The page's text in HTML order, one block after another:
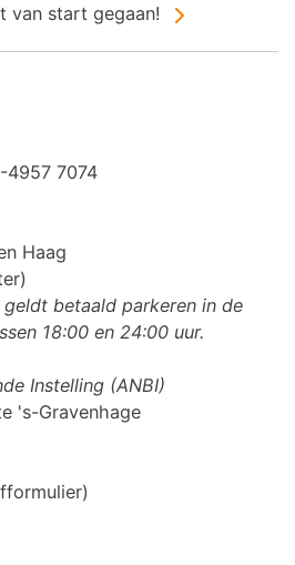
van start gegaan!
4957 7074
Haag
betaald parkeren in de
18:00 en 24:00 uur.
Instelling (ANBI)
's-Gravenhage